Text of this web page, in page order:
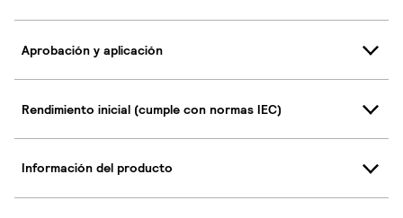
Aprobación y aplicación
Rendimiento inicial (cumple con normas IEC)
Información del producto